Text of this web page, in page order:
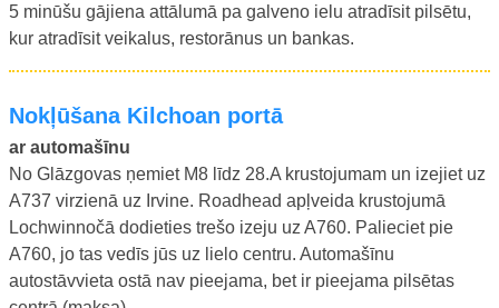
5 minūšu gājiena attālumā pa galveno ielu atradīsit pilsētu,
kur atradīsit veikalus, restorānus un bankas.
nokļūšana Kilchoan portā
ar automašīnu
No Glāzgovas ņemiet M8 līdz 28.A krustojumam un izejiet uz
A737 virzienā uz Irvine. Roadhead apļveida krustojumā
Lochwinnočā dodieties trešo izeju uz A760. Palieciet pie
A760, jo tas vedīs jūs uz lielo centru. Automašīnu
autostāvvieta ostā nav pieejama, bet ir pieejama pilsētas